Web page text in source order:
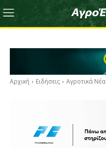
Αρχική Ειδήσεις Αγροτικά Νέα